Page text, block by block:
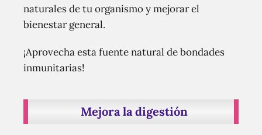
naturales de tu organismo y mejorar el
bienestar general.
¡Aprovecha esta fuente natural de bondades
inmunitarias!
Mejora la digestión